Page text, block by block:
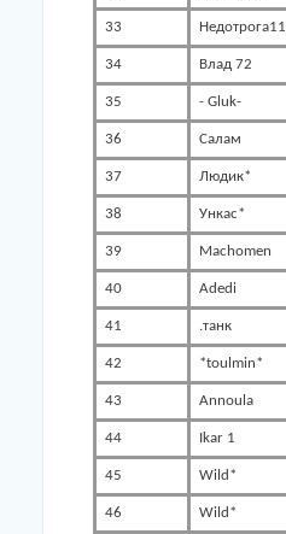
33 Недотрога11
34 Влад 72
35 - Gluk-
36 Салам
37 Людик*
38 Ункас*
39 Machomen
40 Adedi
41 .танк
42 *toulmin*
43 Annoula
44 Ikar 1
45 Wild*
46 Wild*